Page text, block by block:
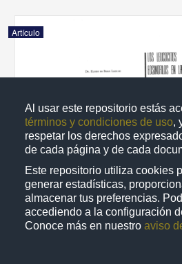
Al usar este repositorio estás
términos y condiciones de uso,
respetar los derechos
de cada página y de cada
Este repositorio utiliza cookies
generar estadísticas,
almacenar tus preferencias.
accediendo a la configuración
Conoce más en nuestro aviso
Artículo
Los leucocitos eosinófilos en la